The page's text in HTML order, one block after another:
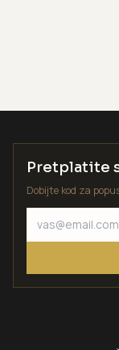
Pretplatite
Dobijte kod za